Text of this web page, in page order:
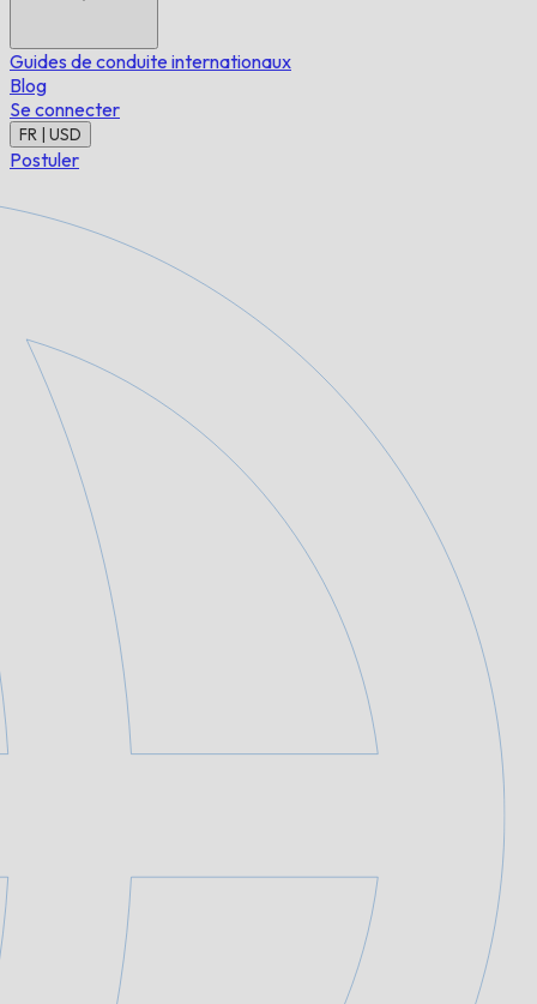
Guides de conduite internationaux
Blog
Se connecter
FR | USD
Postuler